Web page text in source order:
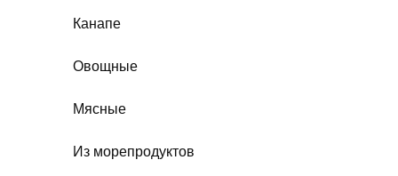
Канапе
Овощные
Мясные
Из морепродуктов